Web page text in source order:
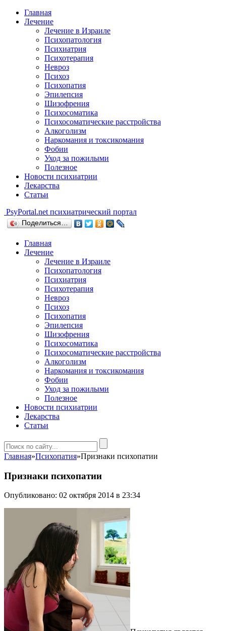
Главная
Лечение
Лечение в Израиле
Психопатология
Психиатрия
Психотерапия
Невроз
Психоз
Психопатия
Эпилепсия
Шизофрения
Психосоматика
Психосоматические расстройства
Алкоголизм
Наркомания и токсикомания
Фобии
Уход за пожилыми
Полезное
Новости психиатрии
Лекарства
Статьи
PsyPortal.net психиатрический портал
Поделиться…
Главная
Лечение
Лечение в Израиле
Психопатология
Психиатрия
Психотерапия
Невроз
Психоз
Психопатия
Эпилепсия
Шизофрения
Психосоматика
Психосоматические расстройства
Алкоголизм
Наркомания и токсикомания
Фобии
Уход за пожилыми
Полезное
Новости психиатрии
Лекарства
Статьи
Главная»Психопатия»Признаки психопатии
Признаки психопатии
Опубликовано: 02 октября 2014 в 23:34